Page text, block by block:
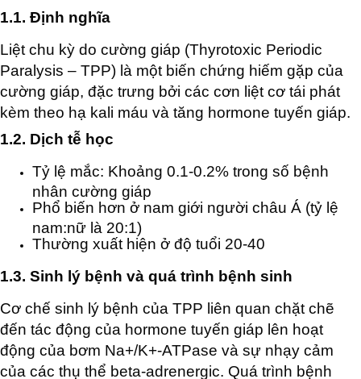
1.1. Định nghĩa
Liệt chu kỳ do cường giáp (Thyrotoxic Periodic
Paralysis – TPP) là một biến chứng hiếm gặp của
cường giáp, đặc trưng bởi các cơn liệt cơ tái phát
kèm theo hạ kali máu và tăng hormone tuyến giáp.
1.2. Dịch tễ học
Tỷ lệ mắc: Khoảng 0.1-0.2% trong số bệnh
nhân cường giáp
Phổ biến hơn ở nam giới người châu Á (tỷ lệ
nam:nữ là 20:1)
Thường xuất hiện ở độ tuổi 20-40
1.3. Sinh lý bệnh và quá trình bệnh sinh
Cơ chế sinh lý bệnh của TPP liên quan chặt chẽ
đến tác động của hormone tuyến giáp lên hoạt
động của bơm Na+/K+-ATPase và sự nhạy cảm
của các thụ thể beta-adrenergic. Quá trình bệnh